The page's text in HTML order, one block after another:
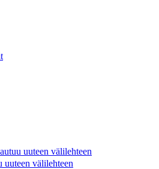
uuteen välilehteen
uuteen välilehteen